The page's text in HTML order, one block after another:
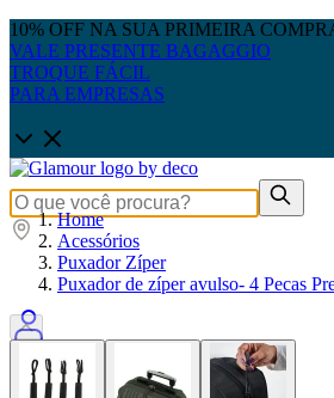
10% OFF NA SUA PRIMEIRA
VALE PRESENTE BAGAGGIO
TROQUE FÁCIL
PARA EMPRESAS
Home
Acessórios
Puxador Zíper
Puxador de zíper avulso- 4 Pecas